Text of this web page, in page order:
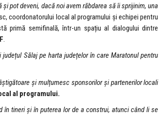
pot deveni, dacă noi avem răbdarea să îi sprijinim, una
coordonatorului local al programului și echipei pentru
primă semifinală, într-un spațiu al dialogului dintre
.
Sălaj pe harta județelor în care Maratonul pentru
și mulțumesc sponsorilor și partenerilor locali
al programului.
în tineri și în puterea lor de a construi, atunci când li se